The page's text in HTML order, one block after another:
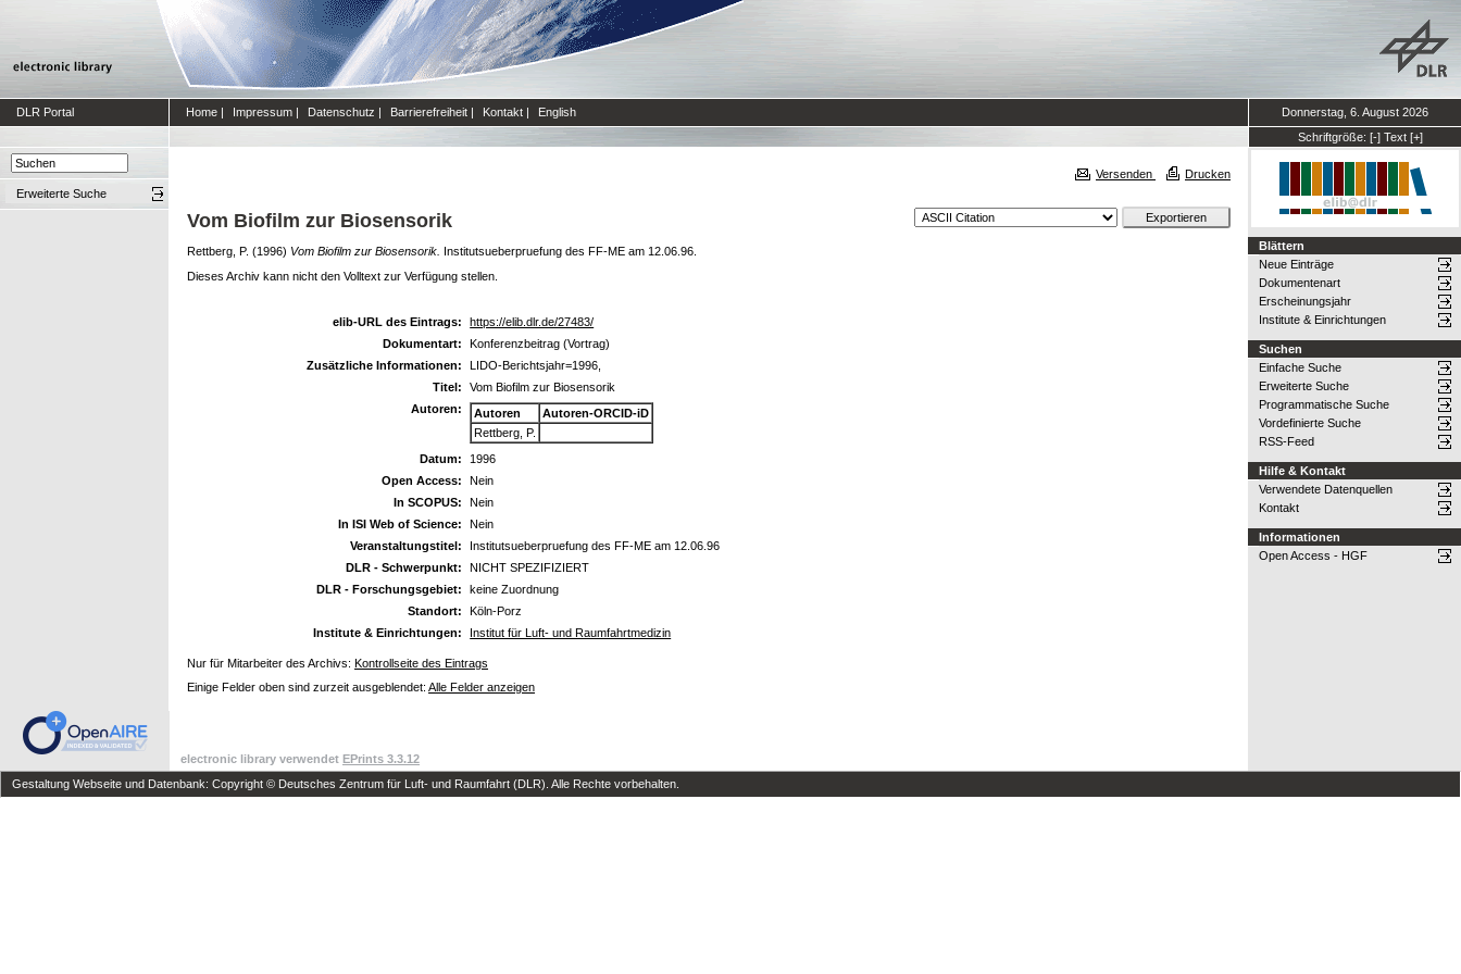
DLR Portal Home | Impressum | Datenschutz | Barrierefreiheit | Kontakt | English
Donnerstag, 6. August 2026
Schriftgröße: [-] Text [+]
Erweiterte Suche
Versenden Drucken
Vom Biofilm zur Biosensorik
Rettberg, P. (1996) Vom Biofilm zur Biosensorik. Institutsueberpruefung des FF-ME am 12.06.96.
Dieses Archiv kann nicht den Volltext zur Verfügung stellen.
elib-URL des Eintrags:
https://elib.dlr.de/27483/
Dokumentart:
Konferenzbeitrag (Vortrag)
Zusätzliche Informationen:
LIDO-Berichtsjahr=1996,
Titel:
Vom Biofilm zur Biosensorik
Autoren:
Autoren
Autoren-ORCID-iD
Rettberg, P.
Datum:
1996
Open Access:
Nein
In SCOPUS:
Nein
In ISI Web of Science:
Nein
Veranstaltungstitel:
Institutsueberpruefung des FF-ME am 12.06.96
DLR - Schwerpunkt:
NICHT SPEZIFIZIERT
DLR - Forschungsgebiet:
keine Zuordnung
Standort:
Köln-Porz
Institute & Einrichtungen:
Institut für Luft- und Raumfahrtmedizin
Nur für Mitarbeiter des Archivs: Kontrollseite des Eintrags
Einige Felder oben sind zurzeit ausgeblendet: Alle Felder anzeigen
Blättern
Neue Einträge
Dokumentenart
Erscheinungsjahr
Institute & Einrichtungen
Suchen
Einfache Suche
Erweiterte Suche
Programmatische Suche
Vordefinierte Suche
RSS-Feed
Hilfe & Kontakt
Verwendete Datenquellen
Kontakt
Informationen
Open Access - HGF
electronic library verwendet EPrints 3.3.12
Gestaltung Webseite und Datenbank: Copyright © Deutsches Zentrum für Luft- und Raumfahrt (DLR). Alle Rechte vorbehalten.